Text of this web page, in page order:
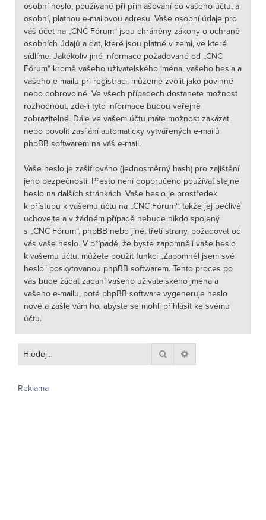
osobní heslo, používané při přihlašování do vašeho účtu, a
osobní, platnou e-mailovou adresu. Vaše osobní údaje pro
váš účet na „CNC Fórum“ jsou chráněny zákony o ochraně
osobních údajů a dat, které jsou platné v zemi, ve které
sídlíme. Jakékoliv jiné informace požadované od „CNC
Fórum“ kromě vašeho uživatelského jména, vašeho hesla a
vašeho e-mailu při registraci, můžeme zvolit jako povinné
nebo dobrovolné. Ve všech případech dostanete možnost
rozhodnout, zda-li tyto informace budou veřejně
zobrazitelné. Dále ve vašem účtu máte možnost zakázat
nebo povolit zasílání automaticky vytvářených e-mailů
phpBB softwarem na váš e-mail.
Vaše heslo je zašifrováno (jednosměrný hash) pro zajištění
jeho bezpečnosti. Přesto není doporučeno používat stejné
heslo na dalších stránkách. Vaše heslo je prostředek
k přístupu k vašemu účtu na „CNC Fórum“, takže jej pečlivě
uchovejte a v žádném případě nebude nikdo spojený
s „CNC Fórum“, phpBB nebo jiné, třetí strany, požadovat od
vás vaše heslo. V případě, že byste zapomněli vaše heslo
k vašemu účtu, můžete použít funkci „Zapomněl jsem své
heslo“ poskytovanou phpBB softwarem. Tento proces po
vás bude žádat zadaní vašeho uživatelského jména a
vašeho e-mailu, poté phpBB software vygeneruje heslo
nové a zašle vám ho, abyste se mohli přihlásit ke svému
účtu.
Hledat
Reklama